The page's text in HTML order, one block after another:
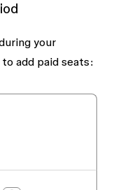
your
add paid seats: